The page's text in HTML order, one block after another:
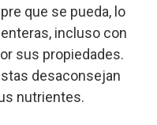
que se pueda, lo
incluso con
sus propiedades.
desaconsejan
nutrientes.